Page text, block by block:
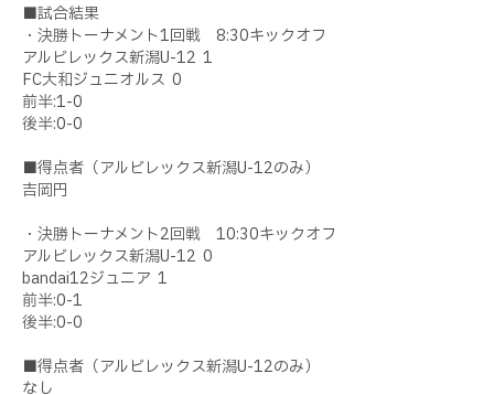
■試合結果
・決勝トーナメント1回戦 8:30キックオフ
アルビレックス新潟U-12 1
FC大和ジュニオルス 0
前半:1-0
後半:0-0
■得点者（アルビレックス新潟U-12のみ）
吉岡円
・決勝トーナメント2回戦 10:30キックオフ
アルビレックス新潟U-12 0
bandai12ジュニア 1
前半:0-1
後半:0-0
■得点者（アルビレックス新潟U-12のみ）
なし